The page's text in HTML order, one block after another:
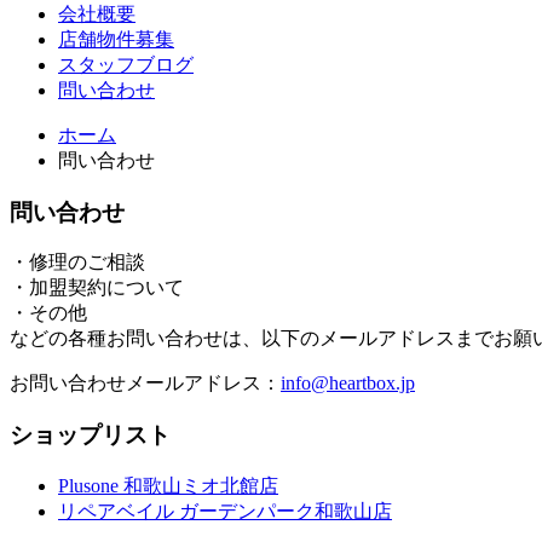
会社概要
店舗物件募集
スタッフブログ
問い合わせ
ホーム
問い合わせ
問い合わせ
・修理のご相談
・加盟契約について
・その他
などの各種お問い合わせは、以下のメールアドレスまでお願
お問い合わせメールアドレス： info@heartbox.jp
ショップリスト
Plusone 和歌山ミオ北館店
リペアベイル ガーデンパーク和歌山店